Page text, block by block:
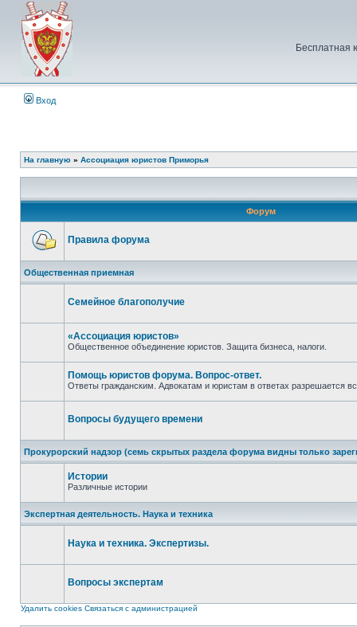
Бесплатная
Вход
На главную » Ассоциация юристов Приморья
Форум
непрочитанных
сообщений
Правила форума
Общественная приемная
непрочитанных
сообщений
Семейное благополучие
непрочитанных
сообщений
«Ассоциация юристов»
Общественное объединение юристов. Защита бизнеса, налоги.
непрочитанных
Помощь юристов форума. Вопрос-ответ.
Ответы гражданским. Адвокатам и юристам в ответах разрешается
непрочитанных
сообщений
Вопросы будущего времени
Прокурорский надзор (семь скрытых раздела форума видны только
непрочитанных
сообщений
Истории
Различные истории
Экспертная деятельность. Наука и техника
непрочитанных
Наука и техника. Экспертизы.
непрочитанных
Вопросы экспертам
Удалить cookies Связаться с администрацией